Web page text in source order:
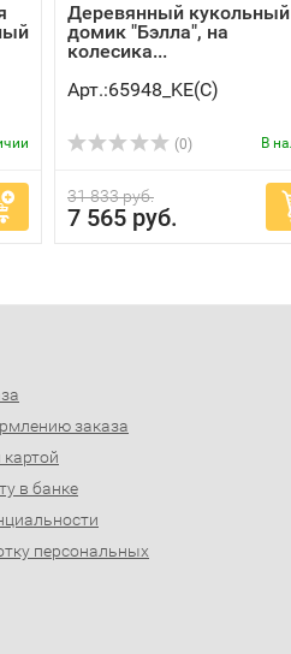
Деревянный кукольный
домик "Бэлла", на
колесика...
Арт.:65948_KE(C)
(0) В
31 833 руб.
7 565 руб.
заказа
в банке
персональных